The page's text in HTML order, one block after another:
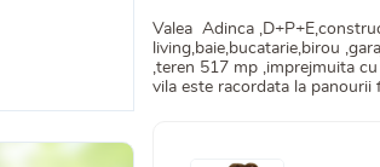
Valea Adinca
living,baie,bucatarie,birou
,teren 517 mp ,imprejmuita
vila este racordata la